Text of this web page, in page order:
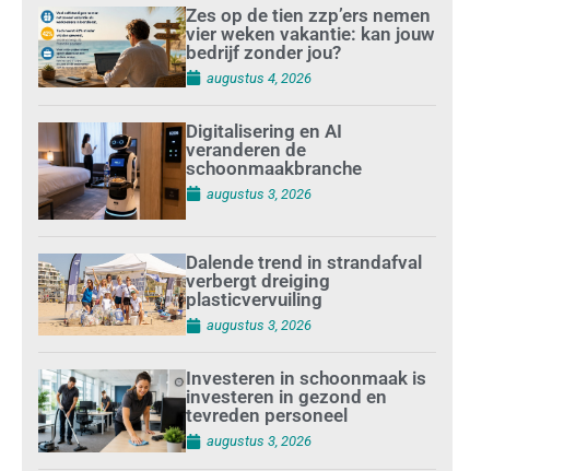
Zes op de tien zzp’ers nemen
vier weken vakantie: kan jouw
bedrijf zonder jou?
augustus 4, 2026
Digitalisering en AI
veranderen de
schoonmaakbranche
augustus 3, 2026
Dalende trend in strandafval
verbergt dreiging
plasticvervuiling
augustus 3, 2026
Investeren in schoonmaak is
investeren in gezond en
tevreden personeel
augustus 3, 2026